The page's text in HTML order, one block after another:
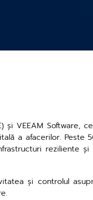
și VEEAM Software,
a afacerilor. Peste
reziliente și
și controlul